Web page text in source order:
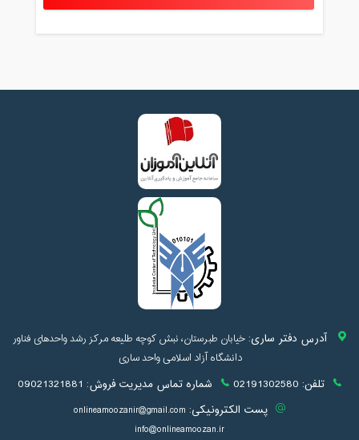
آدرس دفتر ساری:خیابان طبرستان، نبش کوچه طلیعه مرکز رشد واحدهای فناور
دانشگاه آزاد اسلامی واحد ساری
تلفن: 02191302580 شماره تماس مدیریت فروش: 09021321881
پست الکترونیکی: onlineamoozanir@gmail.com
info@onlineamoozan.ir